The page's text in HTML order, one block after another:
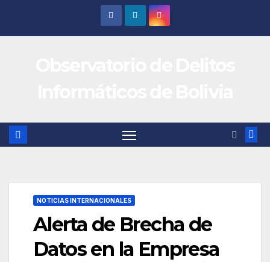
NOTICIAS INTERNACIONALES
Alerta de Brecha de
Datos en la Empresa